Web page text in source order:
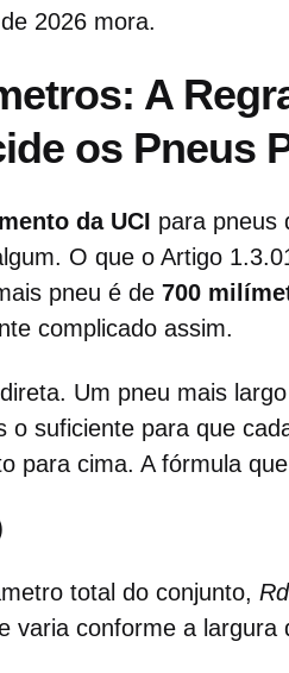
2026 mora.
A
os Pneus
da UCI para pneus
O que o Artigo
pneu é de 700
complicado assim.
Um pneu mais
o suficiente para que
para cima. A fórmula
total do conjunto, Rd
varia conforme a largura